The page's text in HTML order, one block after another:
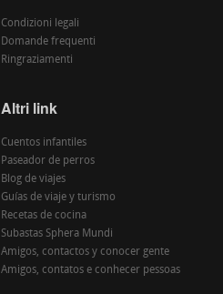
Condizioni legali
Domande frequenti
Ringraziamenti
Altri link
Cuentos infantiles
Paseador de perros
Blog de viajes
Guías de viaje y turismo
Recetas de cocina
Subastas Sphera Mundi
Amigos, contactos y conocer gente
Amigos, contatos e conhecer pessoas